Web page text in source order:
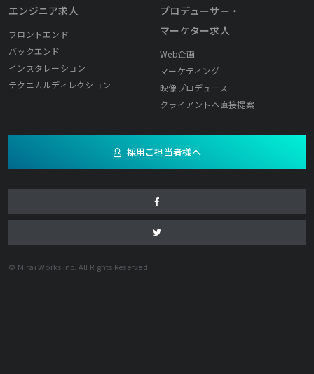
エンジニア求人
フロントエンド
バックエンド
インスタレーション
テクニカルディレクション
プロデューサー・
マーケター求人
Web企画
マーケティング
映像プロデュース
クライアントへ直接提案
採用ご担当者様へ
© Mirai Works Inc. All Rights Reserved.